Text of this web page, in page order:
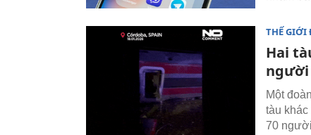
THẾ GIỚI
Hai
Một
tàu
70